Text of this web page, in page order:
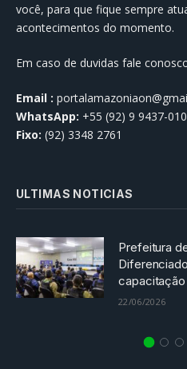
você, para que fique sempre
acontecimentos do momento.
Em caso de duvidas fale
Email :
WhatsApp: +55 (92) 9 9437-
Fixo: (92) 3348 2761
ULTIMAS NOTICIAS
Prefeitura
capacitação
22/06/2026